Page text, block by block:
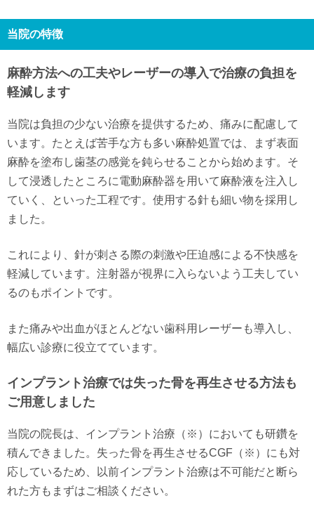
当院の特徴
麻酔方法への工夫やレーザーの導入で治療の負担を
軽減します
当院は負担の少ない治療を提供するため、痛みに配慮して
います。たとえば苦手な方も多い麻酔処置では、まず表面
麻酔を塗布し歯茎の感覚を鈍らせることから始めます。そ
して浸透したところに電動麻酔器を用いて麻酔液を注入し
ていく、といった工程です。使用する針も細い物を採用し
ました。
これにより、針が刺さる際の刺激や圧迫感による不快感を
軽減しています。注射器が視界に入らないよう工夫してい
るのもポイントです。
また痛みや出血がほとんどない歯科用レーザーも導入し、
幅広い診療に役立てています。
インプラント治療では失った骨を再生させる方法も
ご用意しました
当院の院長は、インプラント治療（※）においても研鑽を
積んできました。失った骨を再生させるCGF（※）にも対
応しているため、以前インプラント治療は不可能だと断ら
れた方もまずはご相談ください。